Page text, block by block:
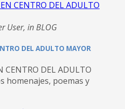
User, in BLOG
DEL ADULTO MAYOR
CENTRO DEL ADULTO
homenajes, poemas y